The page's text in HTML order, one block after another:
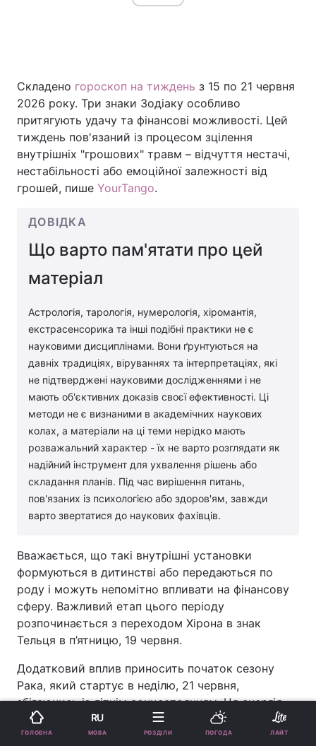
Складено гороскоп на тиждень з 15 по 21 червня
2026 року. Три знаки Зодіаку особливо
притягують удачу та фінансові можливості. Цей
тиждень пов'язаний із процесом зцілення
внутрішніх "грошових" травм – відчуття нестачі,
нестабільності або емоційної залежності від
грошей, пише YourTango.
ДОВІДКА
Що варто пам'ятати про цей
матеріал
Астрологія, тарологія, нумерологія, хіромантія,
екстрасенсорика та інші подібні практики не є
науковими дисциплінами. Вони ґрунтуються на
давніх традиціях, віруваннях та інтерпретаціях, які
не підтверджені науковими дослідженнями і не
мають об'єктивних доказів своєї ефективності. Ці
методи не є визнаними в академічних наукових
колах, а матеріали на ці теми нерідко мають
розважальний характер - їх не варто розглядати як
надійний інструмент для ухвалення рішень або
складання планів. Під час вирішення питань,
пов'язаних із психологією або здоров'ям, завжди
варто звертатися до наукових фахівців.
Вважається, що такі внутрішні установки
формуються в дитинстві або передаються по
роду і можуть непомітно впливати на фінансову
сферу. Важливий етап цього періоду
розпочинається з переходом Хірона в знак
Тельця в п’ятницю, 19 червня.
Додатковий вплив приносить початок сезону
Рака, який стартує в неділю, 21 червня,
збігаючись із літнім сонцестоянням. Ця енергія
підсилює фокус на емоційному стані, потребах і
відчутті особистої цінності. Період сприятливий
ГОЛОВНА
RU
МОВА РОЗДІЛИ ПОГОДА ЛАЙТ